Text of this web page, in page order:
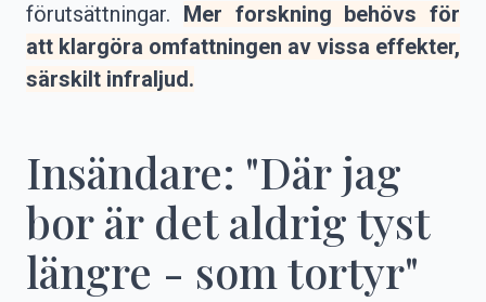
förutsättningar. Mer forskning behövs för
att klargöra omfattningen av vissa effekter,
särskilt infraljud.
Insändare: "Där jag
bor är det aldrig tyst
längre - som tortyr"